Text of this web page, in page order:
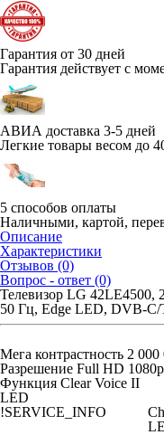
Гарантия от 30 дней
Гарантия действует с
АВИА доставка 3-5 дней
Легкие товары весом до
5 способов оплаты
Наличными, картой,
Описание
Характеристики
Отзывов (0)
Вопрос - ответ (0)
Телевизор LG 42LE4500,
50 Гц, Edge LED, DVB-C/
Мега контрастность 2 000
Разрешение Full HD 1080p
Функция Clear Voice II
LED
!SERVICE_INFO